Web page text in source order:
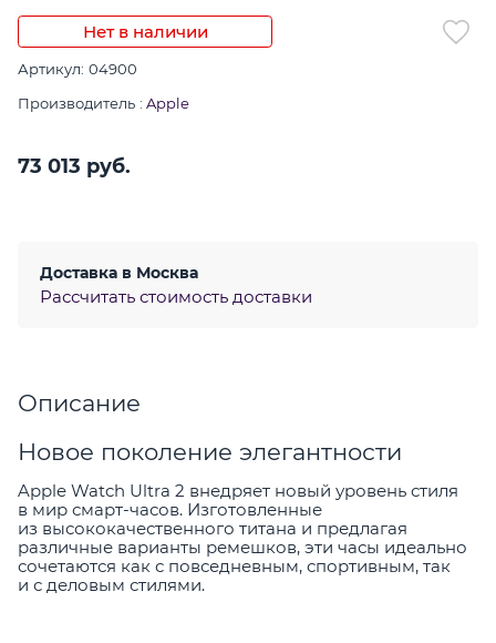
Нет в наличии
Артикул: 04900
Производитель : Apple
73 013 руб.
Доставка в Москва
Рассчитать стоимость доставки
Описание
Новое поколение элегантности
Apple Watch Ultra 2 внедряет новый уровень стиля
в мир смарт-часов. Изготовленные
из высококачественного титана и предлагая
различные варианты ремешков, эти часы идеально
сочетаются как с повседневным, спортивным, так
и с деловым стилями.